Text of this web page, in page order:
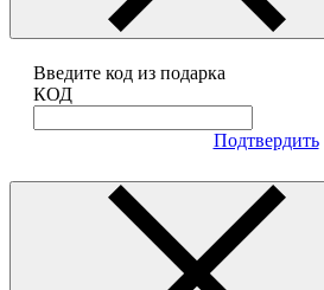
Введите код из подарка
КОД
Подтвердить